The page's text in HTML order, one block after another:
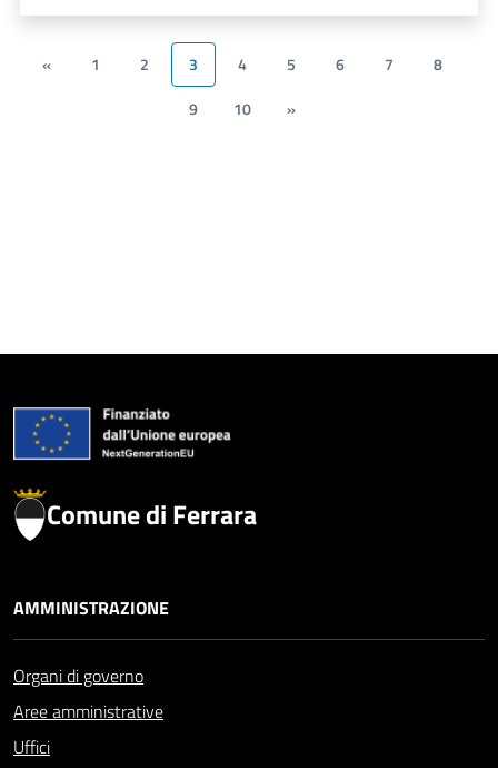
« 1 2 3 4 5 6 7
8
9
10 »
Comune di Ferrara
AMMINISTRAZIONE
Organi di governo
Aree amministrative
Uffici